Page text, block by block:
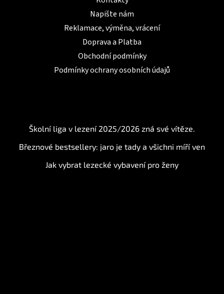
Napište nám
Reklamace, výměna, vrácení
Doprava a Platba
Obchodní podmínky
Podmínky ochrany osobních údajů
Školní liga v lezení 2025/2026 zná své vítěze.
Březnové bestsellery: jaro je tady a všichni míří ven
Jak vybrat lezecké vybavení pro ženy